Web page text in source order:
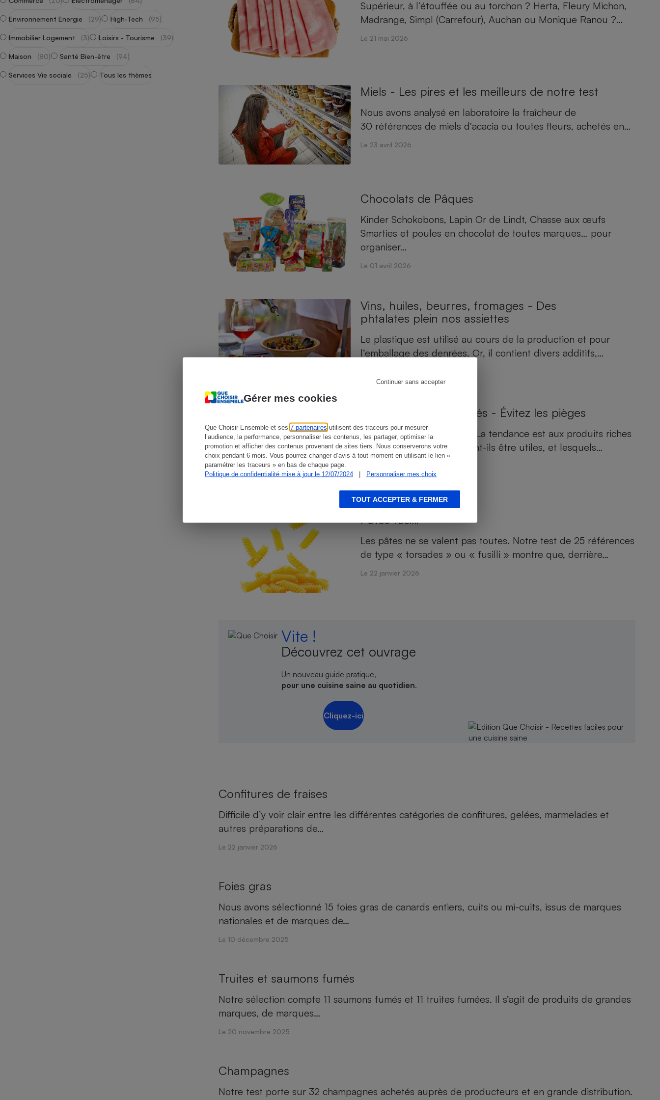
Gérer mes cookies
Que Choisir Ensemble et ses 7 partenaires utilisent des traceurs pour mesurer
l’audience, la performance, personnaliser les contenus, les partager, optimiser la
promotion et afficher des contenus provenant de sites tiers. Nous conserverons votre
choix pendant 6 mois. Vous pourrez changer d’avis à tout moment en utilisant le lien «
paramétrer les traceurs » en bas de chaque page.
Politique de confidentialité mise à jour le 12/07/2024
| Personnaliser mes choix
Continuer sans accepter
TOUT ACCEPTER & FERMER
Environnement Energie (29) High-Tech (95)
Immobilier Logement (3) Loisirs - Tourisme (39)
Maison (80) Santé Bien-être (94)
Services Vie sociale (25) Tous les thèmes
Supérieur, à l’étouffée ou au torchon ? Herta, Fleury Michon,
Madrange, Simpl (Carrefour), Auchan ou Monique Ranou ?…
Le 21 mai 2026
Miels - Les pires et les meilleurs de notre test
Nous avons analysé en laboratoire la fraîcheur de
30 références de miels d'acacia ou toutes fleurs, achetés en…
Le 23 avril 2026
Chocolats de Pâques
Kinder Schokobons, Lapin Or de Lindt, Chasse aux œufs
Smarties et poules en chocolat de toutes marques… pour
organiser…
Le 01 avril 2026
Vins, huiles, beurres, fromages - Des
phtalates plein nos assiettes
Le plastique est utilisé au cours de la production et pour
l’emballage des denrées. Or, il contient divers additifs,…
Produits hyperprotéinés - Évitez les pièges
Céréales, yaourts, pâtes... La tendance est aux produits riches
en protéines. À qui peuvent-ils être utiles, et lesquels…
Pâtes fusilli
Les pâtes ne se valent pas toutes. Notre test de 25 références
de type « torsades » ou « fusilli » montre que, derrière…
Le 22 janvier 2026
Vite !
Découvrez cet ouvrage
Un nouveau guide pratique,
pour une cuisine saine au quotidien.
Cliquez-ici
Confitures de fraises
Difficile d’y voir clair entre les différentes catégories de confitures, gelées, marmelades et
autres préparations de…
Le 22 janvier 2026
Foies gras
Nous avons sélectionné 15 foies gras de canards entiers, cuits ou mi-cuits, issus de marques
nationales et de marques de…
Le 10 décembre 2025
Truites et saumons fumés
Notre sélection compte 11 saumons fumés et 11 truites fumées. Il s’agit de produits de grandes
marques, de marques…
Le 20 novembre 2025
Champagnes
Notre test porte sur 32 champagnes achetés auprès de producteurs et en grande distribution.
Four encastrable
Aspirateur
Réfrigérateur
Téléphone mobile -
Smartphone
Appareil photo
numérique
Électricité - Gaz
Lessive